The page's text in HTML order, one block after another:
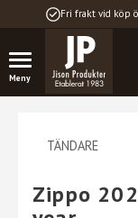
Fri frakt vid köp
TÄNDARE
Zippo